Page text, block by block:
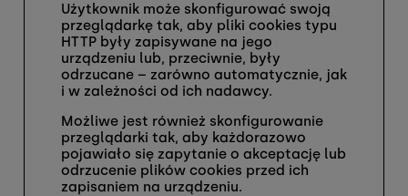
Użytkownik może skonfigurować swoją
przeglądarkę tak, aby pliki cookies typu
HTTP były zapisywane na jego
urządzeniu lub, przeciwnie, były
odrzucane – zarówno automatycznie, jak
i w zależności od ich nadawcy.
Możliwe jest również skonfigurowanie
przeglądarki tak, aby każdorazowo
pojawiało się zapytanie o akceptację lub
odrzucenie plików cookies przed ich
zapisaniem na urządzeniu.